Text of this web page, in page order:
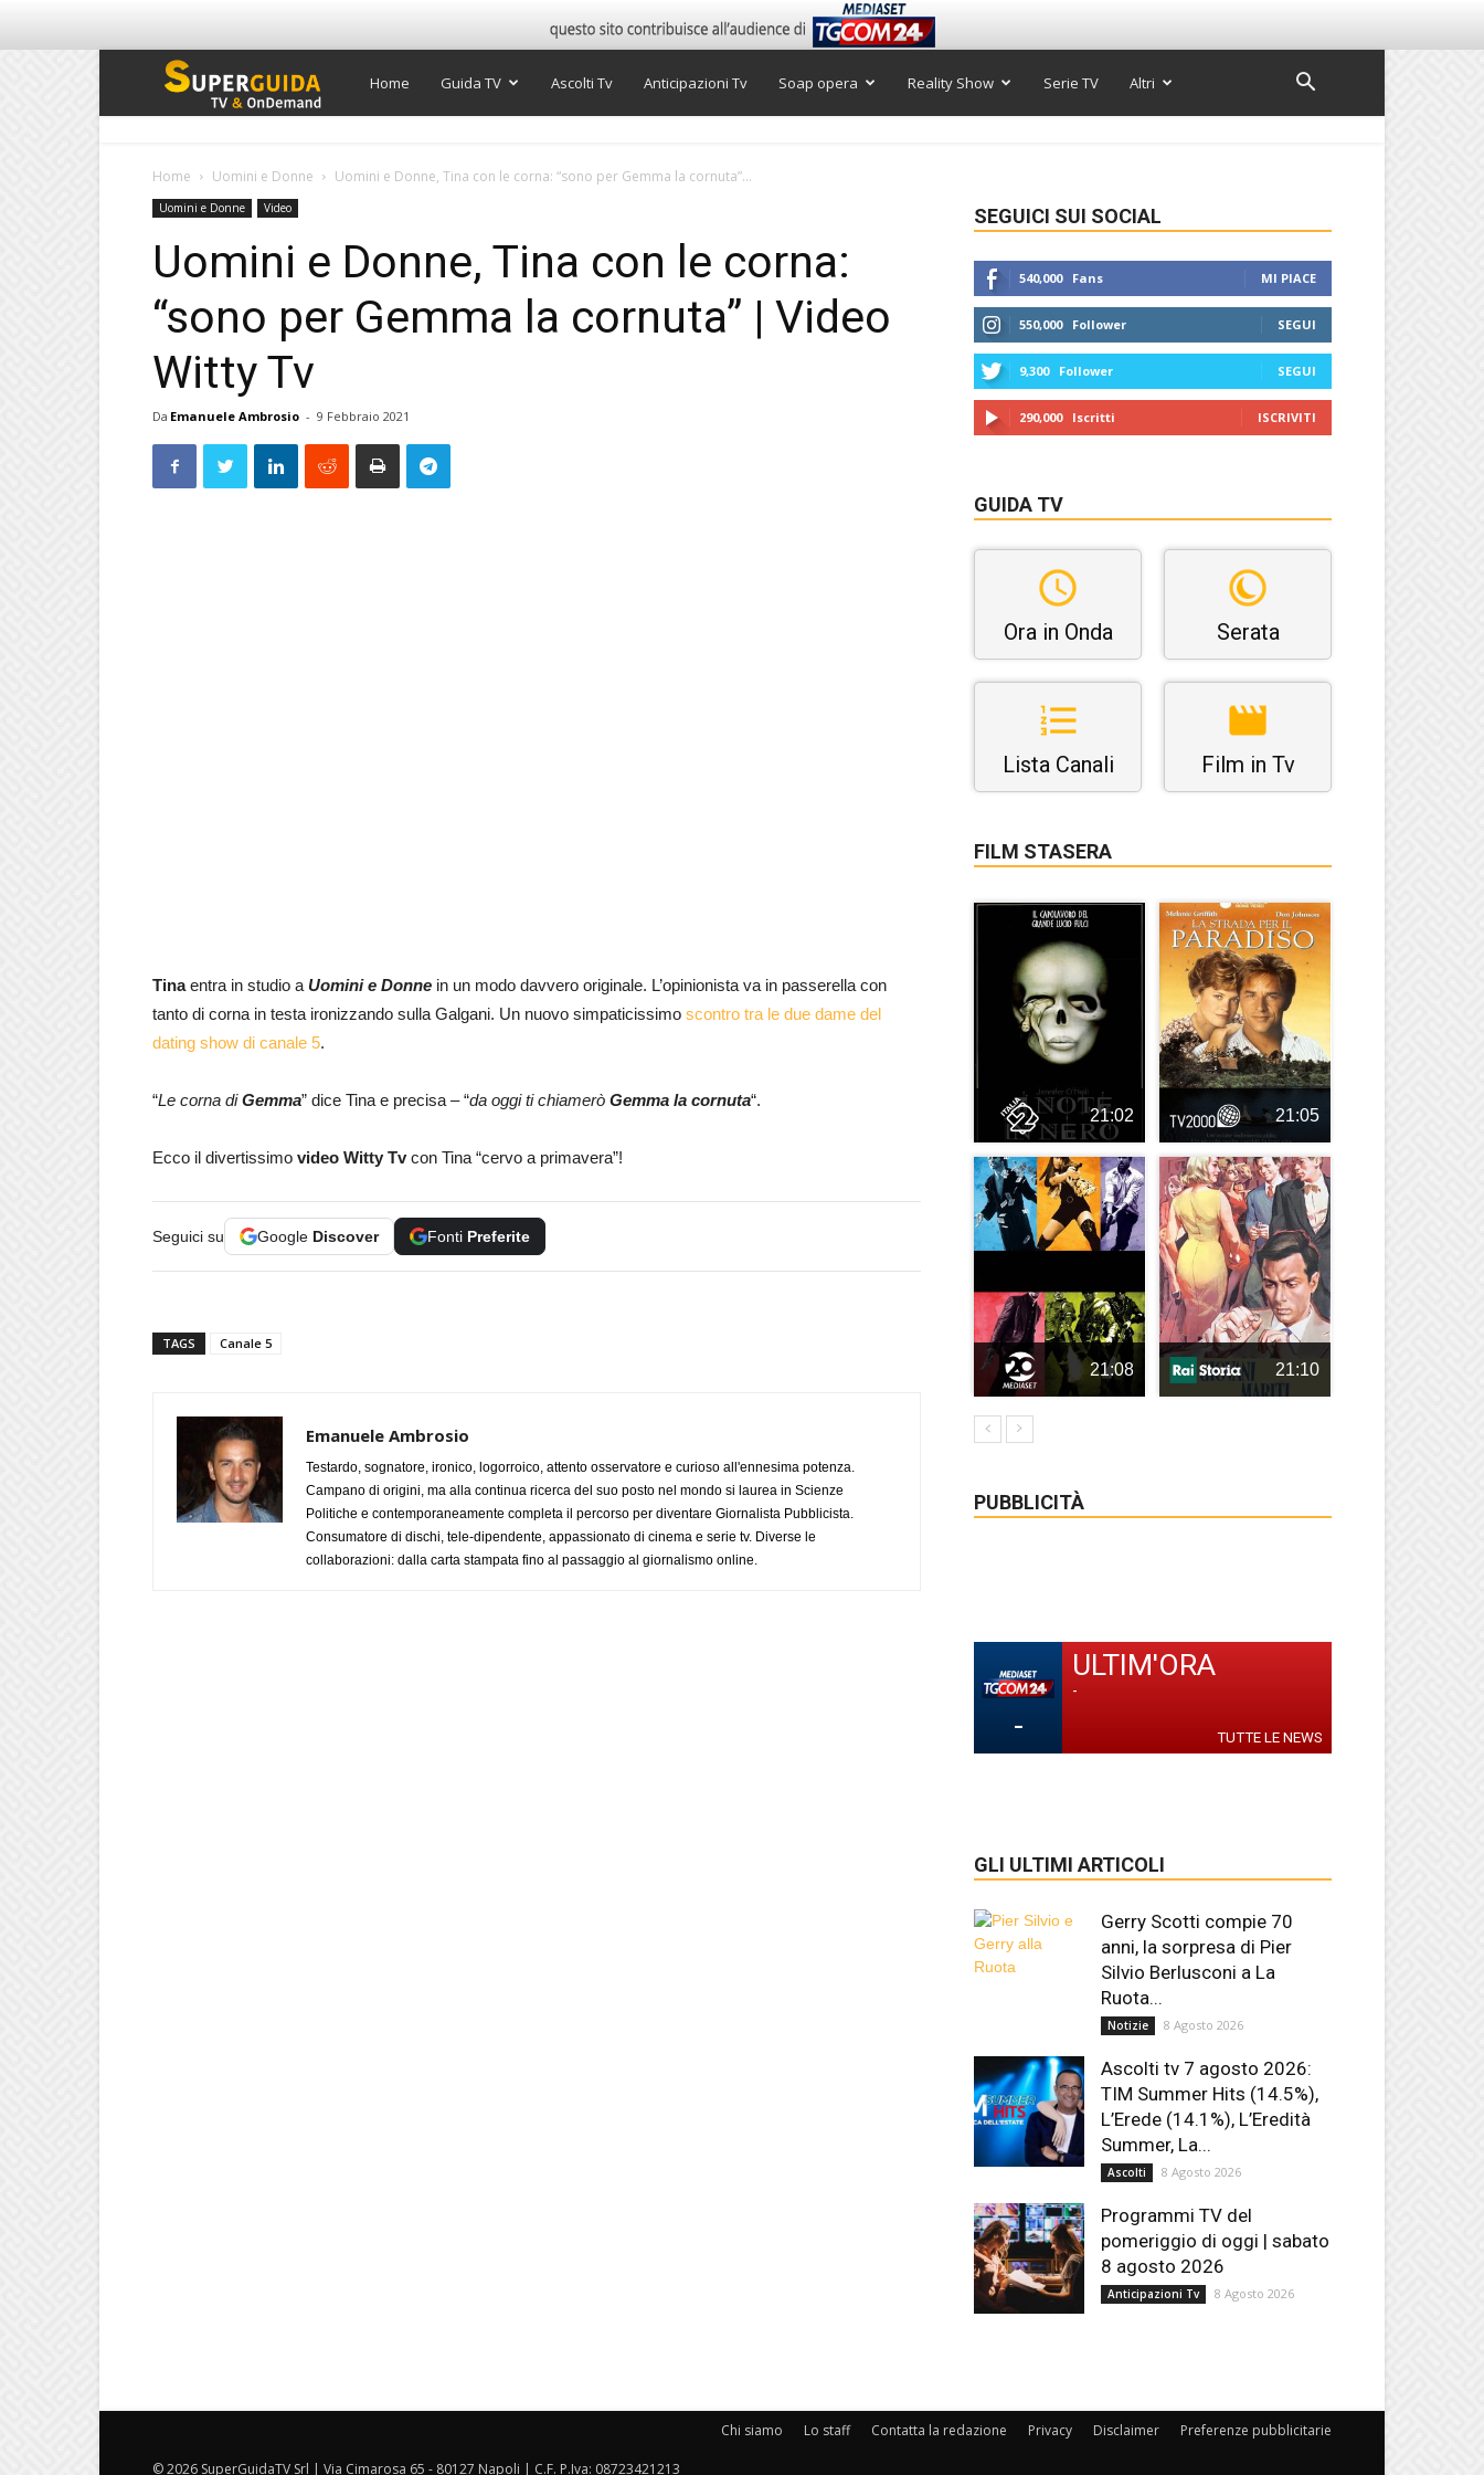
Super
Home Guida TV Ascolti Tv Anticipazioni Tv Soap opera Reality Show Serie TV Altri
Home Uomini e Donne Uomini e Donne, Tina con le corna: “sono per Gemma la cornuta”...
Uomini e Donne Video
Uomini e Donne, Tina con le corna:
“sono per Gemma la cornuta” | Video
Witty Tv
Da Emanuele Ambrosio - 9 Febbraio 2021
Tinaentra in studio a Uomini e Donne in un modo davvero originale. L’opinionista va in passerella con
tanto di corna in testa ironizzando sulla Galgani. Un nuovo simpaticissimo scontro tra le due dame del
dating show di canale 5.
“Le corna diGemma” dice Tina e precisa – “da oggi ti chiamerò Gemma la cornuta“.
Ecco il divertissimo video Witty Tvcon Tina “cervo a primavera”!
Seguici su Google Discover Fonti Preferite
TAGS Canale 5
Emanuele Ambrosio
Testardo, sognatore, ironico, logorroico, attento osservatore e curioso all'ennesima potenza.
Campano di origini, ma alla continua ricerca del suo posto nel mondo si laurea in Scienze
Politiche e contemporaneamente completa il percorso per diventare Giornalista Pubblicista.
Consumatore di dischi, tele-dipendente, appassionato di cinema e serie tv. Diverse le
collaborazioni: dalla carta stampata fino al passaggio al giornalismo online.
SEGUICI SUI SOCIAL
540,000 Fans MI PIACE
550,000 Follower SEGUI
9,300 Follower SEGUI
290,000 Iscritti ISCRIVITI
GUIDA TV
Ora in Onda Serata
Lista Canali Film in Tv
FILM STASERA
21:02 21:05
21:08 21:10
PUBBLICITÀ
-
ULTIM'ORA
-
TUTTE LE NEWS
GLI ULTIMI ARTICOLI
Gerry Scotti compie 70
anni, la sorpresa di Pier
Silvio Berlusconi a La
Ruota...
Notizie 8 Agosto 2026
Ascolti tv 7 agosto 2026:
TIM Summer Hits (14.5%),
L’Erede (14.1%), L’Eredità
Summer, La...
Ascolti 8 Agosto 2026
Programmi TV del
pomeriggio di oggi | sabato
8 agosto 2026
Anticipazioni Tv 8 Agosto 2026
Chi siamo Lo staff Contatta la redazione Privacy Disclaimer Preferenze pubblicitarie
© 2026 SuperGuidaTV Srl | Via Cimarosa 65 - 80127 Napoli | C.F. P.Iva: 08723421213